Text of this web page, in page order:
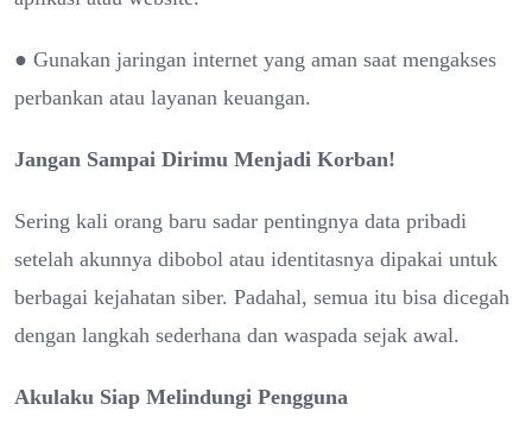
● Gunakan jaringan internet yang aman saat mengakses
perbankan atau layanan keuangan.
Jangan Sampai Dirimu Menjadi Korban!
Sering kali orang baru sadar pentingnya data pribadi
setelah akunnya dibobol atau identitasnya dipakai untuk
berbagai kejahatan siber. Padahal, semua itu bisa dicegah
dengan langkah sederhana dan waspada sejak awal.
Akulaku Siap Melindungi Pengguna